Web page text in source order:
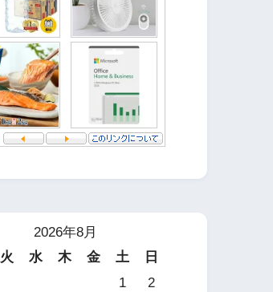
2026年8月
火 水 木 金 土
日
1
2